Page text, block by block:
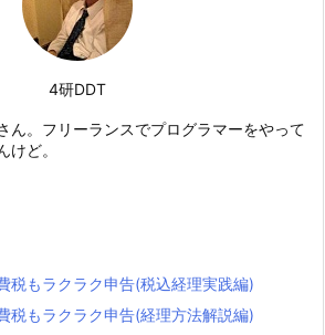
4研DDT
ん。フリーランスでプログラマーをやって
けど。
税もラクラク申告(税込経理実践編)
税もラクラク申告(経理方法解説編)